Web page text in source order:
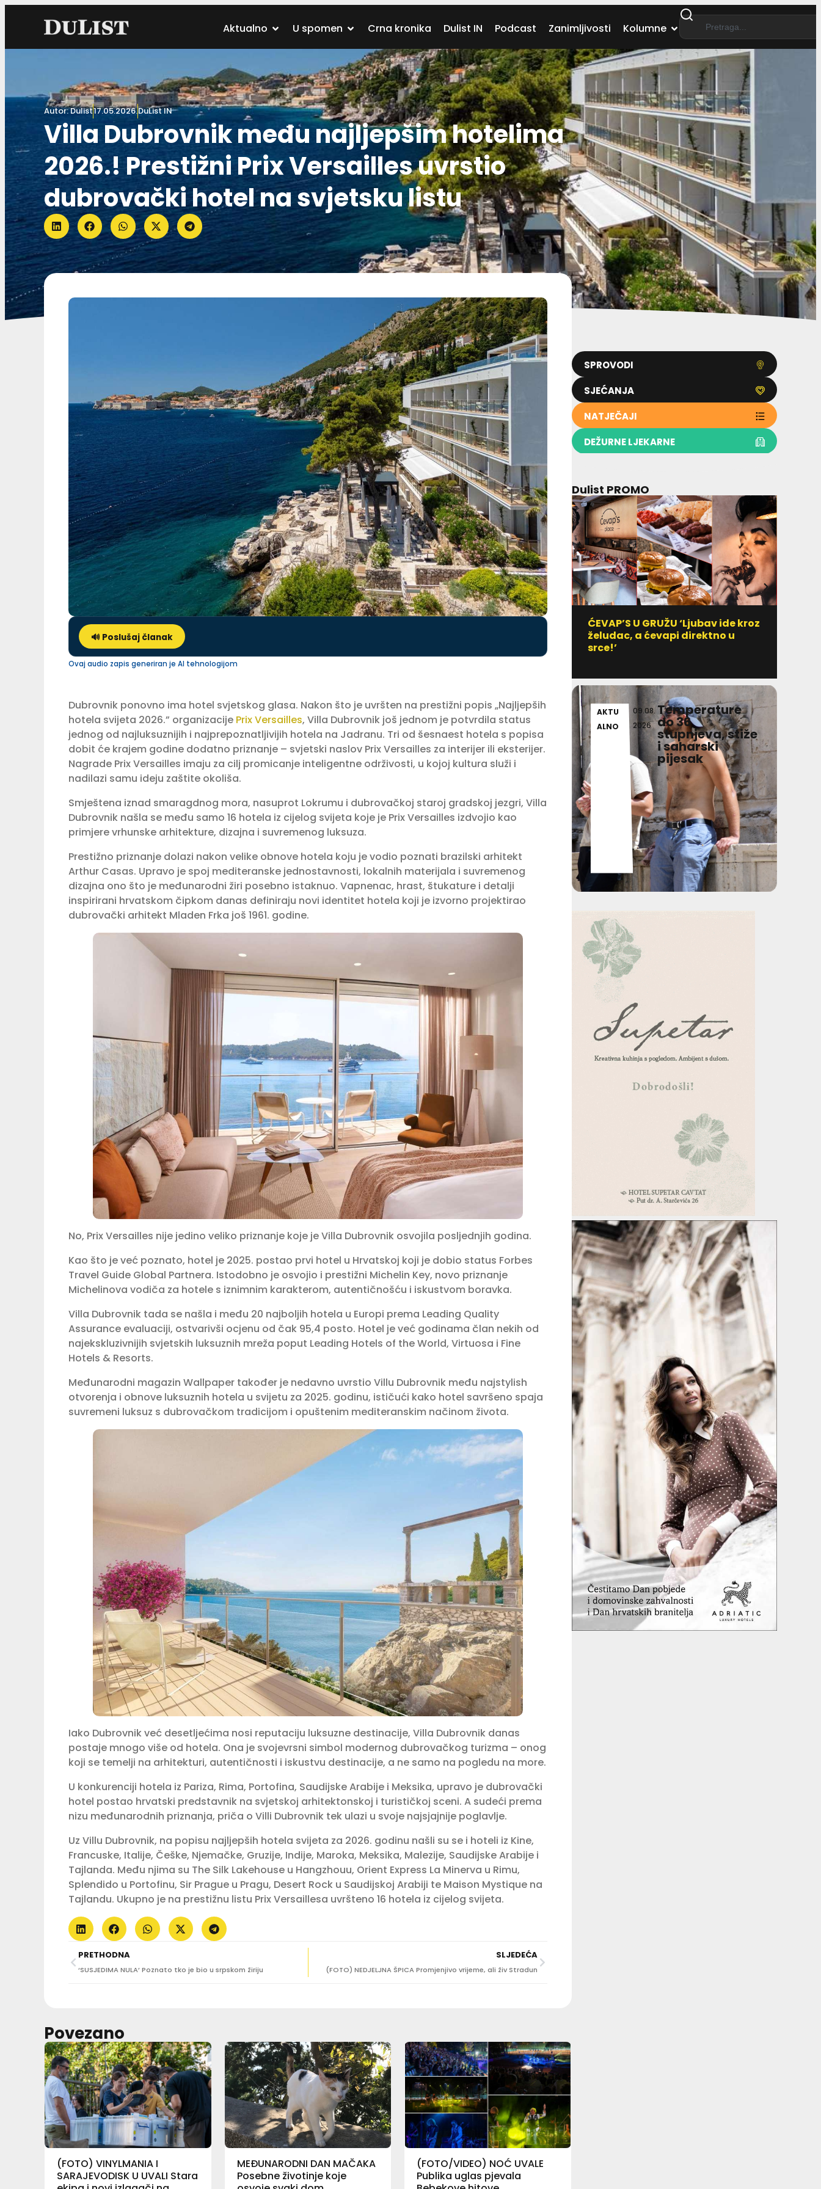
Aktualno U spomen Crna kronika Dulist IN Podcast Zanimljivosti Kolumne
Autor:Dulist17.05.2026.DuList IN
Villa Dubrovnik među najljepšim hotelima
2026.! Prestižni Prix Versailles uvrstio
dubrovački hotel na svjetsku listu
🔊 Poslušaj članak
Ovaj audio zapis generiran je AI tehnologijom
Dubrovnik ponovno ima hotel svjetskog glasa. Nakon što je uvršten na prestižni popis „Najljepših
hotela svijeta 2026.” organizacije Prix Versailles, Villa Dubrovnik još jednom je potvrdila status
jednog od najluksuznijih i najprepoznatljivijih hotela na Jadranu. Tri od šesnaest hotela s popisa
dobit će krajem godine dodatno priznanje – svjetski naslov Prix Versailles za interijer ili eksterijer.
Nagrade Prix Versailles imaju za cilj promicanje inteligentne održivosti, u kojoj kultura služi i
nadilazi samu ideju zaštite okoliša.
Smještena iznad smaragdnog mora, nasuprot Lokrumu i dubrovačkoj staroj gradskoj jezgri, Villa
Dubrovnik našla se među samo 16 hotela iz cijelog svijeta koje je Prix Versailles izdvojio kao
primjere vrhunske arhitekture, dizajna i suvremenog luksuza.
Prestižno priznanje dolazi nakon velike obnove hotela koju je vodio poznati brazilski arhitekt
Arthur Casas. Upravo je spoj mediteranske jednostavnosti, lokalnih materijala i suvremenog
dizajna ono što je međunarodni žiri posebno istaknuo. Vapnenac, hrast, štukature i detalji
inspirirani hrvatskom čipkom danas definiraju novi identitet hotela koji je izvorno projektirao
dubrovački arhitekt Mladen Frka još 1961. godine.
No, Prix Versailles nije jedino veliko priznanje koje je Villa Dubrovnik osvojila posljednjih godina.
Kao što je već poznato, hotel je 2025. postao prvi hotel u Hrvatskoj koji je dobio status Forbes
Travel Guide Global Partnera. Istodobno je osvojio i prestižni Michelin Key, novo priznanje
Michelinova vodiča za hotele s iznimnim karakterom, autentičnošću i iskustvom boravka.
Villa Dubrovnik tada se našla i među 20 najboljih hotela u Europi prema Leading Quality
Assurance evaluaciji, ostvarivši ocjenu od čak 95,4 posto. Hotel je već godinama član nekih od
najekskluzivnijih svjetskih luksuznih mreža poput Leading Hotels of the World, Virtuosa i Fine
Hotels & Resorts.
Međunarodni magazin Wallpaper također je nedavno uvrstio Villu Dubrovnik među najstylish
otvorenja i obnove luksuznih hotela u svijetu za 2025. godinu, ističući kako hotel savršeno spaja
suvremeni luksuz s dubrovačkom tradicijom i opuštenim mediteranskim načinom života.
Iako Dubrovnik već desetljećima nosi reputaciju luksuzne destinacije, Villa Dubrovnik danas
postaje mnogo više od hotela. Ona je svojevrsni simbol modernog dubrovačkog turizma – onog
koji se temelji na arhitekturi, autentičnosti i iskustvu destinacije, a ne samo na pogledu na more.
U konkurenciji hotela iz Pariza, Rima, Portofina, Saudijske Arabije i Meksika, upravo je dubrovački
hotel postao hrvatski predstavnik na svjetskoj arhitektonskoj i turističkoj sceni. A sudeći prema
nizu međunarodnih priznanja, priča o Villi Dubrovnik tek ulazi u svoje najsjajnije poglavlje.
Uz Villu Dubrovnik, na popisu najljepših hotela svijeta za 2026. godinu našli su se i hoteli iz Kine,
Francuske, Italije, Češke, Njemačke, Gruzije, Indije, Maroka, Meksika, Malezije, Saudijske Arabije i
Tajlanda. Među njima su The Silk Lakehouse u Hangzhouu, Orient Express La Minerva u Rimu,
Splendido u Portofinu, Sir Prague u Pragu, Desert Rock u Saudijskoj Arabiji te Maison Mystique na
Tajlandu. Ukupno je na prestižnu listu Prix Versaillesa uvršteno 16 hotela iz cijelog svijeta.
PRETHODNA
‘SUSJEDIMA NULA’ Poznato tko je bio u srpskom žiriju
SLJEDEĆA
(FOTO) NEDJELJNA ŠPICA Promjenjivo vrijeme, ali živ Stradun
Povezano
(FOTO) VINYLMANIA I
SARAJEVODISK U UVALI Stara
MEĐUNARODNI DAN MAČAKA
Posebne životinje koje
(FOTO/VIDEO) NOĆ UVALE
Publika uglas pjevala
SPROVODI
SJEĆANJA
NATJEČAJI
DEŽURNE LJEKARNE
Dulist PROMO
ĆEVAP’S U GRUŽU ‘Ljubav ide kroz
želudac, a ćevapi direktno u
srce!’
AKTU
ALNO
09.08.
2026
Temperature
do 36
stupnjeva, stiže
i saharski
pijesak